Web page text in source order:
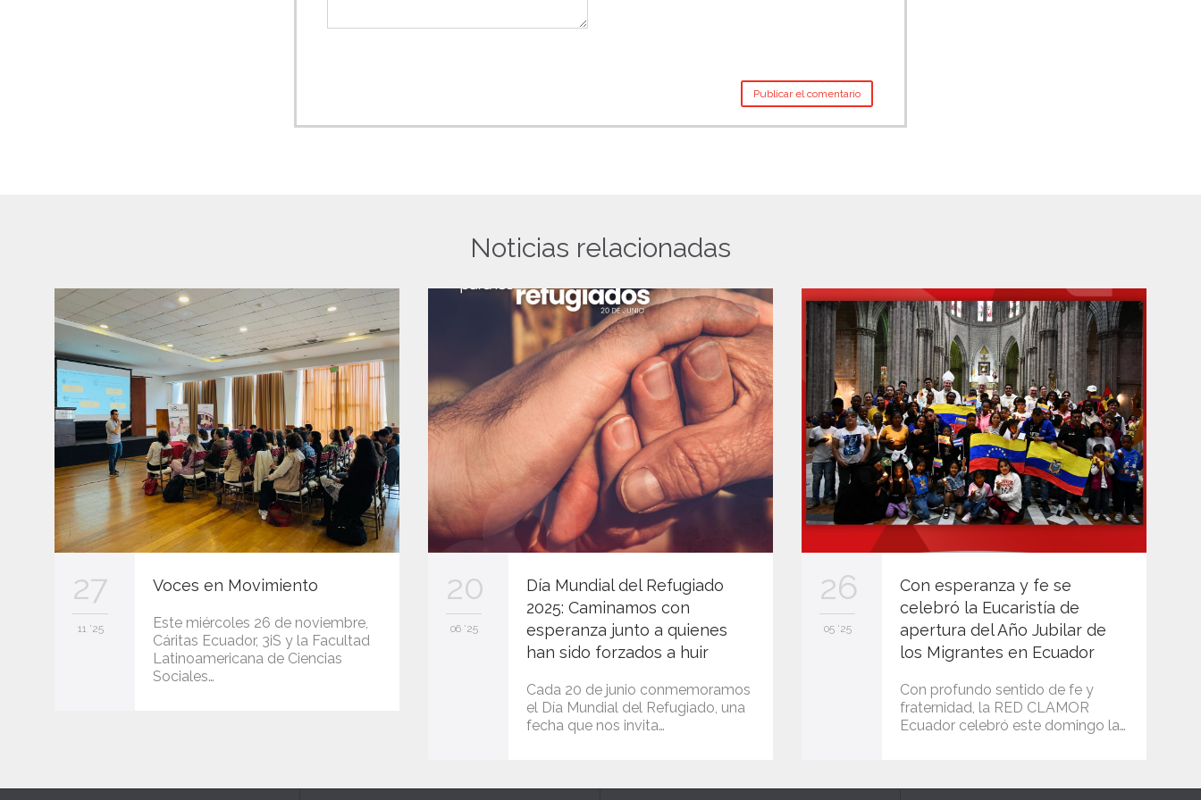
Noticias relacionadas
27
11 '25
Voces en Movimiento
Este miércoles 26 de noviembre,
Cáritas Ecuador, 3iS y la Facultad
Latinoamericana de Ciencias
Sociales…
20
06 '25
Día Mundial del Refugiado
2025: Caminamos con
esperanza junto a quienes
han sido forzados a huir
Cada 20 de junio conmemoramos
el Día Mundial del Refugiado, una
fecha que nos invita…
26
05 '25
Con esperanza y fe se
celebró la Eucaristía de
apertura del Año Jubilar de
los Migrantes en Ecuador
Con profundo sentido de fe y
fraternidad, la RED CLAMOR
Ecuador celebró este domingo la…